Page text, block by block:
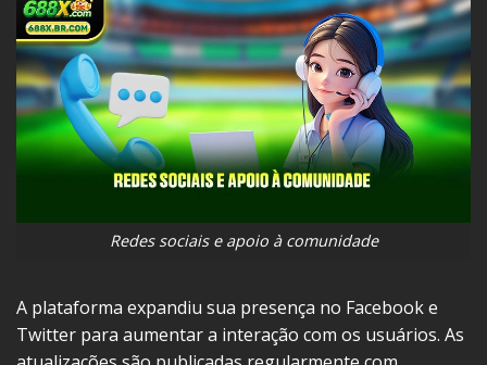
Redes sociais e apoio à comunidade
A plataforma expandiu sua presença no Facebook e
Twitter para aumentar a interação com os usuários. As